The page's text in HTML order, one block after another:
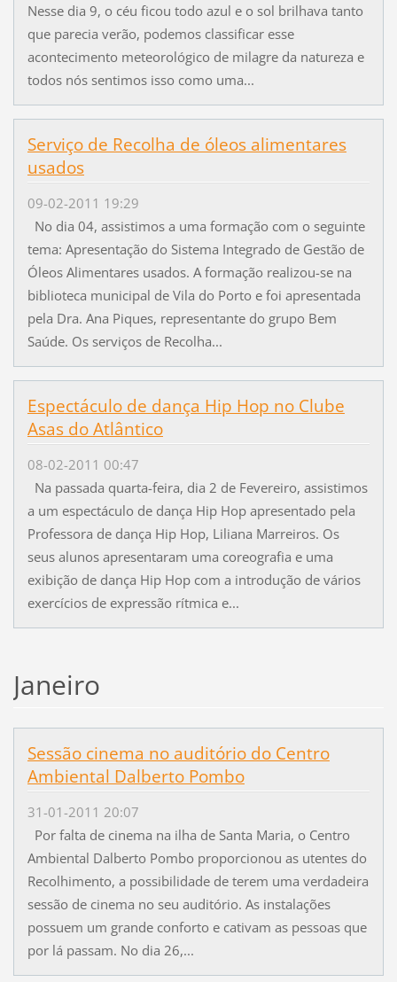
Nesse dia 9, o céu ficou todo azul e o sol brilhava tanto
que parecia verão, podemos classificar esse
acontecimento meteorológico de milagre da natureza e
todos nós sentimos isso como uma...
Serviço de Recolha de óleos alimentares
usados
09-02-2011 19:29
No dia 04, assistimos a uma formação com o seguinte
tema: Apresentação do Sistema Integrado de Gestão de
Óleos Alimentares usados. A formação realizou-se na
biblioteca municipal de Vila do Porto e foi apresentada
pela Dra. Ana Piques, representante do grupo Bem
Saúde. Os serviços de Recolha...
Espectáculo de dança Hip Hop no Clube
Asas do Atlântico
08-02-2011 00:47
Na passada quarta-feira, dia 2 de Fevereiro, assistimos
a um espectáculo de dança Hip Hop apresentado pela
Professora de dança Hip Hop, Liliana Marreiros. Os
seus alunos apresentaram uma coreografia e uma
exibição de dança Hip Hop com a introdução de vários
exercícios de expressão rítmica e...
Janeiro
Sessão cinema no auditório do Centro
Ambiental Dalberto Pombo
31-01-2011 20:07
Por falta de cinema na ilha de Santa Maria, o Centro
Ambiental Dalberto Pombo proporcionou as utentes do
Recolhimento, a possibilidade de terem uma verdadeira
sessão de cinema no seu auditório. As instalações
possuem um grande conforto e cativam as pessoas que
por lá passam. No dia 26,...